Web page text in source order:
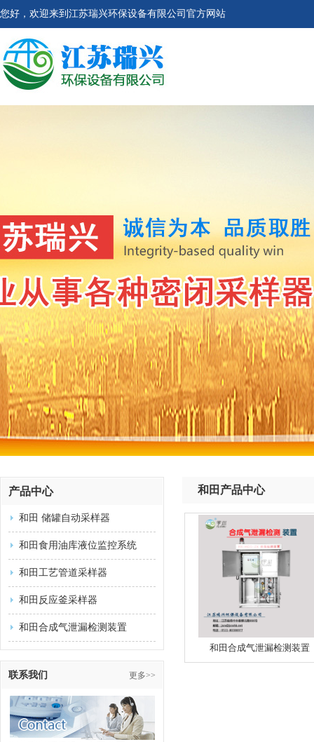
您好，欢迎来到江苏瑞兴环保设备有限公司官方网站
产品中心
和田 储罐自动采样器
和田食用油库液位监控系统
和田工艺管道采样器
和田反应釜采样器
和田合成气泄漏检测装置
联系我们 更多>>
和田产品中心
和田合成气泄漏检测装置